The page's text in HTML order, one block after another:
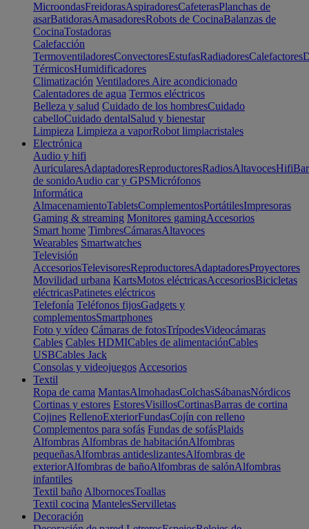
MicroondasFreidorasAspiradoresCafeterasPlanchas de
asarBatidorasAmasadoresRobots de CocinaBalanzas de
CocinaTostadoras
Calefacción
TermoventiladoresConvectoresEstufasRadiadoresCalefactores
TérmicosHumidificadores
Climatización Ventiladores Aire acondicionado
Calentadores de agua Termos eléctricos
Belleza y salud Cuidado de los hombresCuidado
cabelloCuidado dentalSalud y bienestar
Limpieza Limpieza a vaporRobot limpiacristales
Electrónica
Audio y hifi
AuricularesAdaptadoresReproductoresRadiosAltavocesHifi
de sonidoAudio car y GPSMicrófonos
Informática
AlmacenamientoTabletsComplementosPortátilesImpresoras
Gaming & streaming Monitores gamingAccesorios
Smart home TimbresCámarasAltavoces
Wearables Smartwatches
Televisión
AccesoriosTelevisoresReproductoresAdaptadoresProyectores
Movilidad urbana KartsMotos eléctricasAccesoriosBicicletas
eléctricasPatinetes eléctricos
Telefonía Teléfonos fijosGadgets y
complementosSmartphones
Foto y vídeo Cámaras de fotosTrípodesVideocámaras
Cables Cables HDMICables de alimentaciónCables
USBCables Jack
Consolas y videojuegos Accesorios
Textil
Ropa de cama MantasAlmohadasColchasSábanasNórdicos
Cortinas y estores EstoresVisillosCortinasBarras de cortina
Cojines RellenoExteriorFundasCojín con relleno
Complementos para sofás Fundas de sofásPlaids
Alfombras Alfombras de habitaciónAlfombras
pequeñasAlfombras antideslizantesAlfombras de
exteriorAlfombras de bañoAlfombras de salónAlfombras
infantiles
Textil baño AlbornocesToallas
Textil cocina MantelesServilletas
Decoración